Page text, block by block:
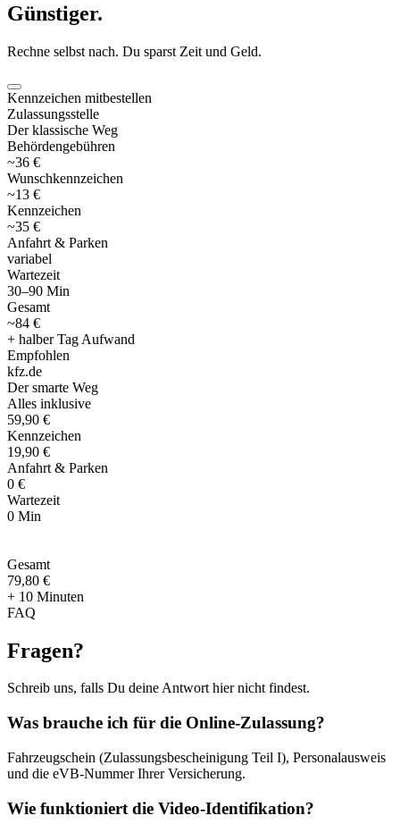
Günstiger.
Rechne selbst nach. Du sparst Zeit und Geld.
Kennzeichen mitbestellen
Zulassungsstelle
Der klassische Weg
Behördengebühren
~36 €
Wunschkennzeichen
~13 €
Kennzeichen
~35 €
Anfahrt & Parken
variabel
Wartezeit
30–90 Min
Gesamt
~84 €
+ halber Tag Aufwand
Empfohlen
kfz.de
Der smarte Weg
Alles inklusive
59,90 €
Kennzeichen
19,90 €
Anfahrt & Parken
0 €
Wartezeit
0 Min
Gesamt
79,80 €
+ 10 Minuten
FAQ
Fragen?
Schreib uns, falls Du deine Antwort hier nicht findest.
Was brauche ich für die Online-Zulassung?
Fahrzeugschein (Zulassungsbescheinigung Teil I), Personalausweis
und die eVB-Nummer Ihrer Versicherung.
Wie funktioniert die Video-Identifikation?